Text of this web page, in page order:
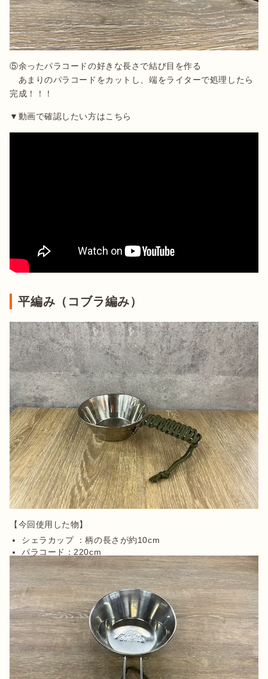
⑤余ったパラコードの好きな長さで結び目を作る
あまりのパラコードをカットし、端をライターで処理したら
完成！！！
▼動画で確認したい方はこちら
平編み（コブラ編み）
シェラカップ ：柄の長さが約10cm
パラコード：220cm